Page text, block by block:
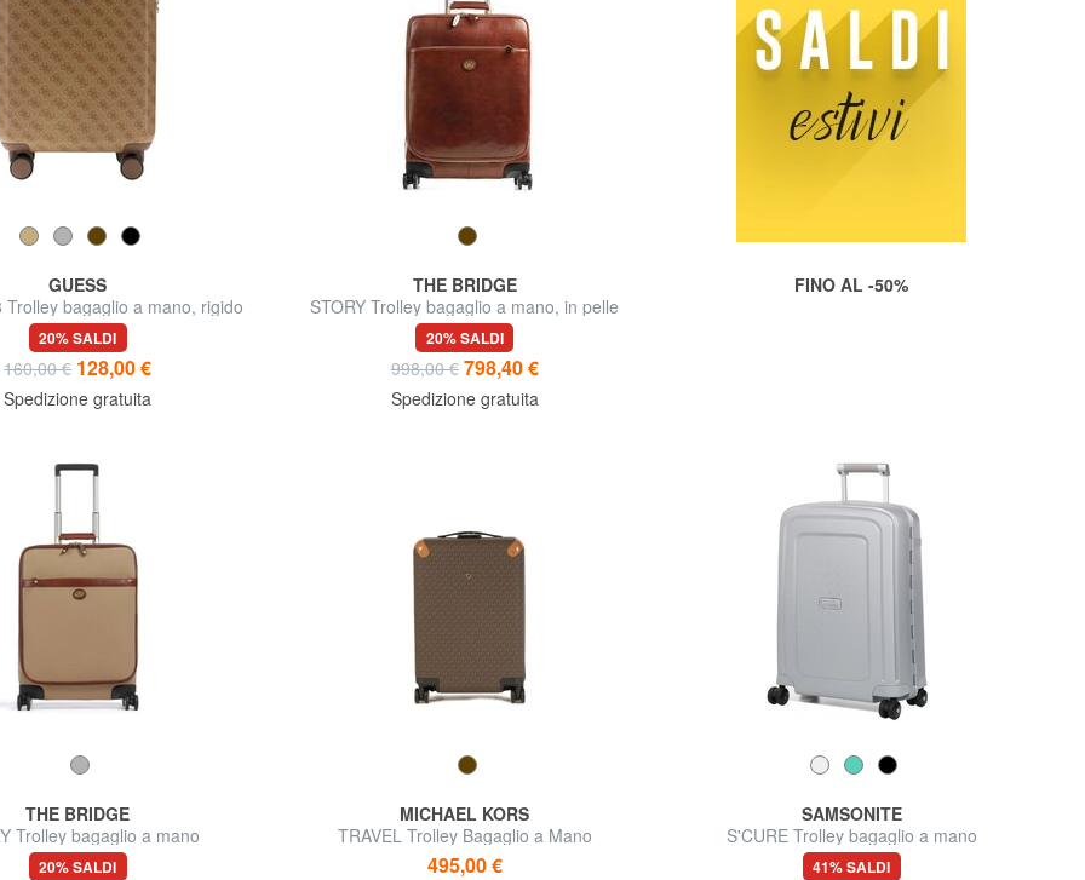
GUESS
Trolley bagaglio a mano, rigido
20% SALDI
160,00 € 128,00 €
Spedizione gratuita
THE BRIDGE
STORY Trolley bagaglio a mano, in pelle
20% SALDI
998,00 € 798,40 €
Spedizione gratuita
FINO AL -50%
THE BRIDGE
Trolley bagaglio a mano
20% SALDI
MICHAEL KORS
TRAVEL Trolley Bagaglio a Mano
495,00 €
SAMSONITE
S'CURE Trolley bagaglio a mano
41% SALDI